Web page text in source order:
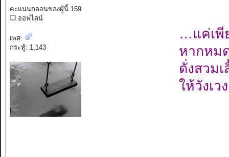
คะแนนกลอนของผู้นี้ 159
ออฟไลน์
เพศ:
กระทู้: 1,143
…แค่เพี
หากหม
ดั่งสวมเ
ให้วังเว